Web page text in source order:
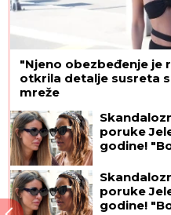
"Njeno obezbeđenje je
otkrila detalje susreta
mreže
poruke
godine!
poruke
godine!